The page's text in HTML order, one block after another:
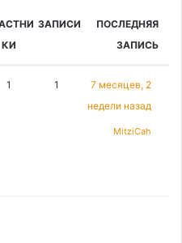
КИ
ЗАПИСИ
ПОСЛЕДНЯЯ
ЗАПИСЬ
1 1
7 месяцев, 2
недели назад
MitziCah